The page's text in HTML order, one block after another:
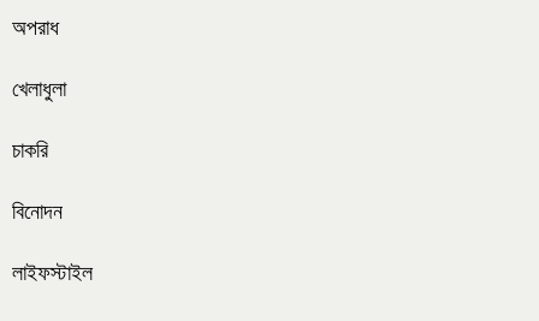
অপরাধ
খেলাধুলা
চাকরি
বিনোদন
লাইফস্টাইল